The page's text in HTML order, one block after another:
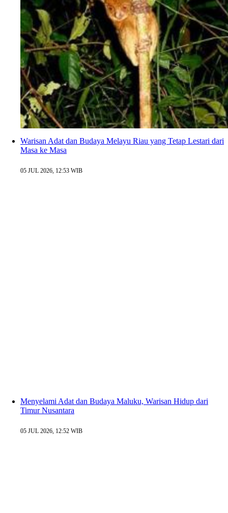
Warisan Adat dan Budaya Melayu Riau yang Tetap Lestari dari
Masa ke Masa
05 JUL 2026, 12:53 WIB
Menyelami Adat dan Budaya Maluku, Warisan Hidup dari
Timur Nusantara
05 JUL 2026, 12:52 WIB